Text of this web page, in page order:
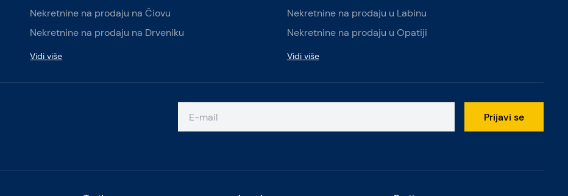
Prijavi se
Nekretnine na prodaju na Čiovu
Nekretnine na prodaju na Drveniku
Vidi više
Nekretnine na prodaju u Labinu
Nekretnine na prodaju u Opatiji
Vidi više